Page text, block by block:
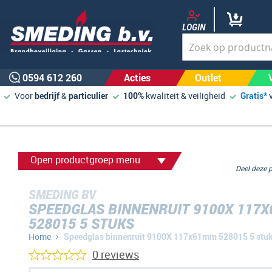
LOGIN
0594 612 260 Acties Outlet
Voorbedrijf&particulier 100% kwaliteit & veiligheid Gratis*
Open productgroep menu
SMEDING BV
SPEEDGLAS BINNENRUIT 9100X
528015 5 STUKS
Home Speedglas binnenruit 9100X 117x61mm 528015 5
Deel
0 reviews